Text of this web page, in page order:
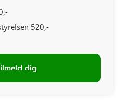
520,-
dig